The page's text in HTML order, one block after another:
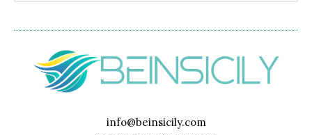
info@beinsicily.com